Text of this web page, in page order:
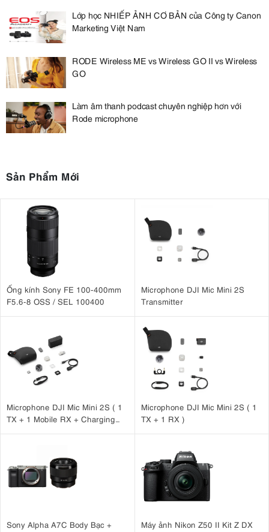
Lớp học NHIẾP ẢNH CƠ BẢN của Công ty Canon
Marketing Việt Nam
RODE Wireless ME vs Wireless GO II vs Wireless
GO
Làm âm thanh podcast chuyên nghiệp hơn với
Rode microphone
Sản Phẩm Mới
Ống kính Sony FE 100-400mm
F5.6-8 OSS / SEL 100400
Microphone DJI Mic Mini 2S
Transmitter
Microphone DJI Mic Mini 2S ( 1
TX + 1 Mobile RX + Charging
Microphone DJI Mic Mini 2S ( 1
TX + 1 RX )
Sony Alpha A7C Body Bạc +
Máy ảnh Nikon Z50 II Kit Z DX